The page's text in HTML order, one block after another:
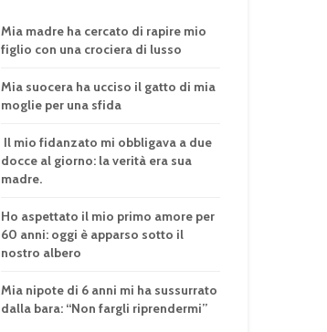
Mia madre ha cercato di rapire mio
figlio con una crociera di lusso
Mia suocera ha ucciso il gatto di mia
moglie per una sfida
Il mio fidanzato mi obbligava a due
docce al giorno: la verità era sua
madre.
Ho aspettato il mio primo amore per
60 anni: oggi è apparso sotto il
nostro albero
Mia nipote di 6 anni mi ha sussurrato
dalla bara: “Non fargli riprendermi”